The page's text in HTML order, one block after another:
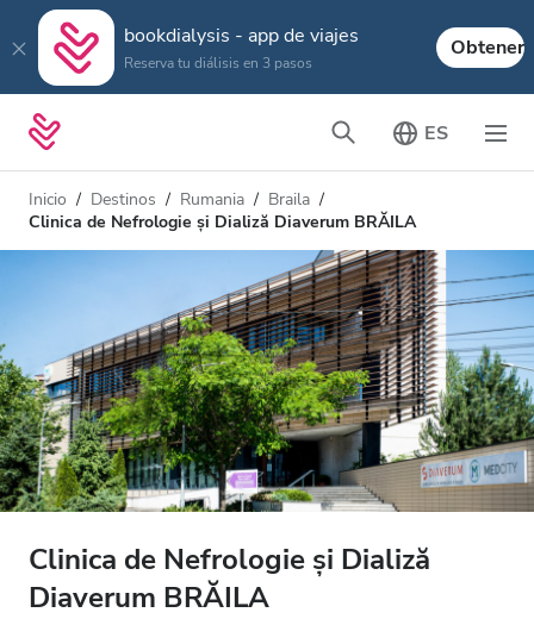
bookdialysis - app de viajes
Reserva tu diálisis en 3 pasos
Obtener
ES
Inicio Destinos Rumania
Braila
Clinica de Nefrologie și Dializă Diaverum BRĂILA
Clinica de Nefrologie și Dializă
Diaverum BRĂILA